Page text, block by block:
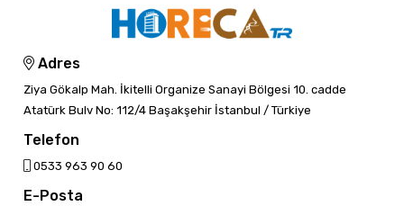
Adres
Ziya Gökalp Mah. İkitelli Organize Sanayi Bölgesi 10. cadde
Atatürk Bulv No: 112/4 Başakşehir İstanbul / Türkiye
Telefon
0533 963 90 60
E-Posta